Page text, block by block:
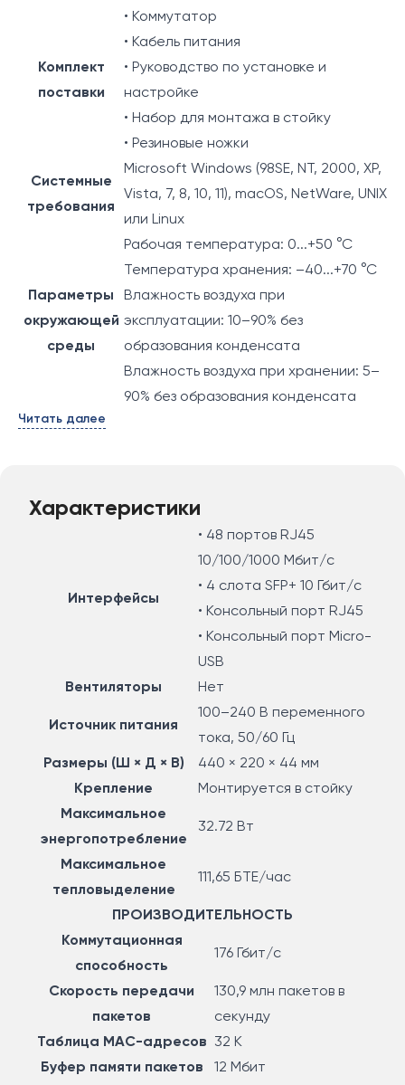
Комплект
поставки
• Коммутатор
• Кабель питания
• Руководство по установке и
настройке
• Набор для монтажа в стойку
• Резиновые ножки
Системные
требования
Microsoft Windows (98SE, NT, 2000, XP,
Vista, 7, 8, 10, 11), macOS, NetWare, UNIX
или Linux
Параметры
окружающей
среды
Рабочая температура: 0...+50 °C
Температура хранения: –40...+70 °C
Влажность воздуха при
эксплуатации: 10–90% без
образования конденсата
Влажность воздуха при хранении: 5–
90% без образования конденсата
Читать далее
Характеристики
Интерфейсы
• 48 портов RJ45
10/100/1000 Мбит/с
• 4 слота SFP+ 10 Гбит/с
• Консольный порт RJ45
• Консольный порт Micro-
USB
Вентиляторы
Нет
Источник питания
100–240 В переменного
тока, 50/60 Гц
Размеры (Ш × Д × В)
440 × 220 × 44 мм
Крепление
Монтируется в стойку
Максимальное
энергопотребление
32.72 Вт
Максимальное
тепловыделение
111,65 БТЕ/час
ПРОИЗВОДИТЕЛЬНОСТЬ
Коммутационная
способность
176 Гбит/с
Скорость передачи
пакетов
130,9 млн пакетов в
секунду
Таблица МАС-адресов
32 K
Буфер памяти пакетов
12 Мбит